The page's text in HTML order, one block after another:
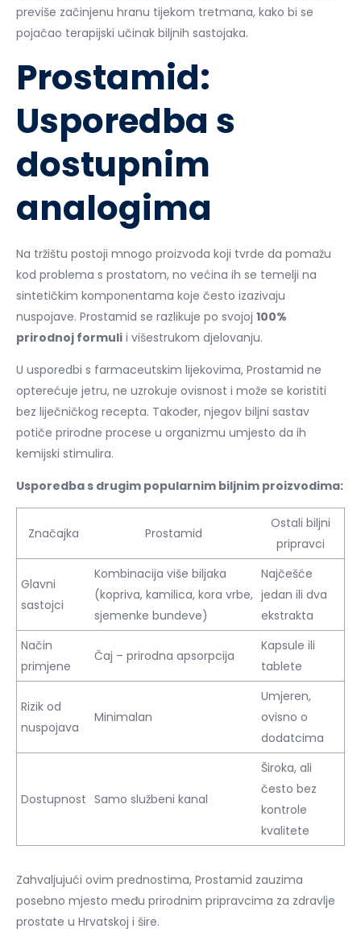
previše začinjenu hranu tijekom tretmana, kako bi se
pojačao terapijski učinak biljnih sastojaka.
Prostamid:
Usporedba s
dostupnim
analogima
Na tržištu postoji mnogo proizvoda koji tvrde da pomažu
kod problema s prostatom, no većina ih se temelji na
sintetičkim komponentama koje često izazivaju
nuspojave. Prostamid se razlikuje po svojoj 100%
prirodnoj formuli i višestrukom djelovanju.
U usporedbi s farmaceutskim lijekovima, Prostamid ne
opterećuje jetru, ne uzrokuje ovisnost i može se koristiti
bez liječničkog recepta. Također, njegov biljni sastav
potiče prirodne procese u organizmu umjesto da ih
kemijski stimulira.
Usporedba s drugim popularnim biljnim proizvodima:
Značajka Prostamid
Ostali biljni
pripravci
Glavni
sastojci
Kombinacija više biljaka
(kopriva, kamilica, kora vrbe,
sjemenke bundeve)
Najčešće
jedan ili dva
ekstrakta
Način
primjene
Čaj – prirodna apsorpcija
Kapsule ili
tablete
Rizik od
nuspojava
Minimalan
Umjeren,
ovisno o
dodatcima
Dostupnost Samo službeni kanal
Široka, ali
često bez
kontrole
kvalitete
Zahvaljujući ovim prednostima, Prostamid zauzima
posebno mjesto među prirodnim pripravcima za zdravlje
prostate u Hrvatskoj i šire.